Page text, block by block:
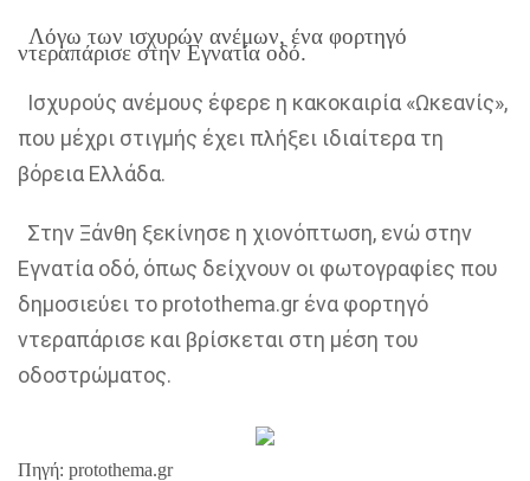
Λόγω των ισχυρών ανέμων, ένα φορτηγό
ντεραπάρισε στην Εγνατία οδό.
Ισχυρούς ανέμους έφερε η κακοκαιρία «Ωκεανίς»,
που μέχρι στιγμής έχει πλήξει ιδιαίτερα τη
βόρεια Ελλάδα.
Στην Ξάνθη ξεκίνησε η χιονόπτωση, ενώ στην
Εγνατία οδό, όπως δείχνουν οι φωτογραφίες που
δημοσιεύει το protothema.gr ένα φορτηγό
ντεραπάρισε και βρίσκεται στη μέση του
οδοστρώματος.
Πηγή: protothema.gr